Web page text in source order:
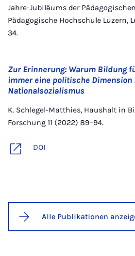
Jahre-Jubiläums der
Pädagogische Hochschule Luzern,
34.
Zur Erinnerung: Warum Bildung
immer eine politische Dimension
Nationalsozialismus
K. Schlegel-Matthies, Haushalt in
Forschung 11 (2022) 89–94.
DOI
Alle Publikationen